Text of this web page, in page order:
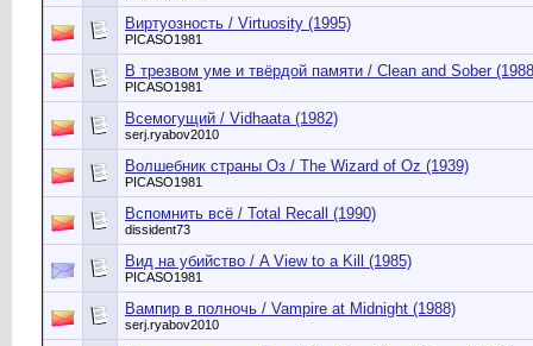
Виртуозность / Virtuosity (1995)
PICASO1981
В трезвом уме и твёрдой памяти / Clean and Sober
PICASO1981
Всемогущий / Vidhaata (1982)
serj.ryabov2010
Волшебник страны Оз / The Wizard of Oz (1939)
PICASO1981
Вспомнить всё / Total Recall (1990)
dissident73
Вид на убийство / A View to a Kill (1985)
PICASO1981
Вампир в полночь / Vampire at Midnight (1988)
serj.ryabov2010